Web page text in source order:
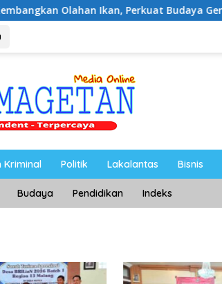
Ikan, Perkuat Budaya Gemar Makan Ikan
Kriminal Politik Lakalantas Bisnis
Budaya Pendidikan Indeks